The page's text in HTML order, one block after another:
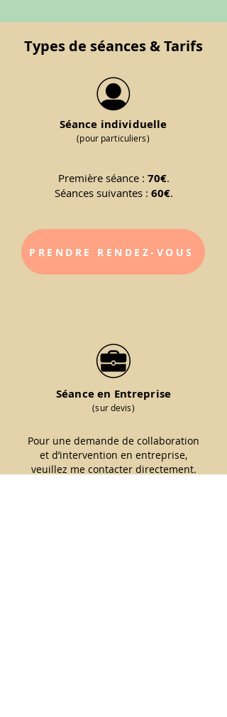
Types de séances & Tarifs
PRENDRE RENDEZ-VOUS
Première séance : 70€.
Séances suivantes : 60€.
Séance individuelle
(pour particuliers)
Séance en Entreprise
(sur devis)
Pour une demande de collaboration
et d’intervention en entreprise,
veuillez me contacter directement.